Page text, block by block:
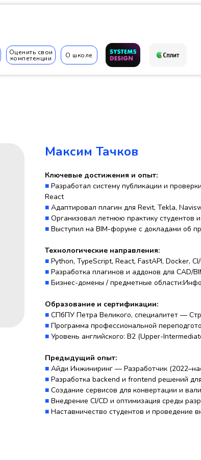
Оценить свои
компетенции О школе
Максим Тачков
Ключевые достижения и опыт:
■ Разработал систему публикации и
React
■ Адаптировал плагин для Revit, Tekla,
■ Организовал летнюю практику студентов
■ Выступил на BIM-форуме с докладами об
Технологические направления:
■ Python, TypeScript, React, FastAPI, Docker,
■ Разработка плагинов и аддонов для CAD/
■ Бизнес-домены / предметные
Образование и сертификации:
■ СПбПУ Петра Великого, специалитет —
■ Программа профессиональной
■ Уровень английского: B2 (Upper-
Предыдущий опыт:
■ Айди Инжиниринг — Разработчик
■ Разработка backend и frontend решений
■ Создание сервисов для конвертации и
■ Внедрение CI/CD и оптимизация среды
■ Наставничество студентов и проведение